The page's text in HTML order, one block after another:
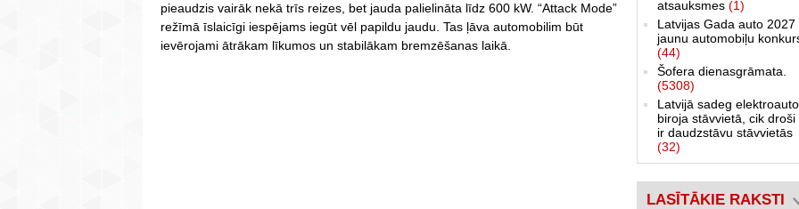
pieaudzis vairāk nekā trīs reizes, bet jauda palielināta līdz 600 kW. “Attack Mode”
režīmā īslaicīgi iespējams iegūt vēl papildu jaudu. Tas ļāva automobilim būt
ievērojami ātrākam līkumos un stabilākam bremzēšanas laikā.
atsauksmes (1)
Latvijas Gada auto 2027
jaunu automobiļu
(44)
Šofera dienasgrāmata.
(5308)
Latvijā sadeg elektroauto
biroja stāvvietā, cik droši
ir daudzstāvu stāvvietās
(32)
LASĪTĀKIE RAKSTI